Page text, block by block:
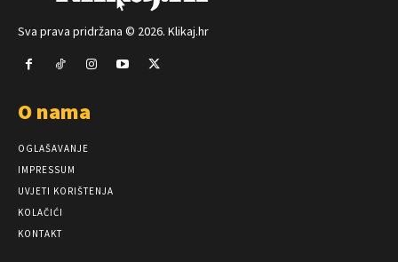
Sva prava pridržana © 2026. Klikaj.hr
O nama
OGLAŠAVANJE
IMPRESSUM
UVJETI KORIŠTENJA
KOLAČIĆI
KONTAKT